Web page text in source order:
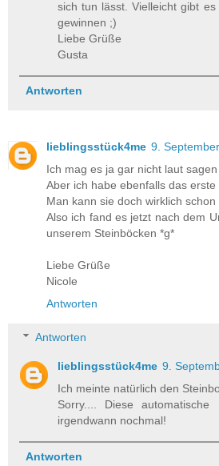
sich tun lässt. Vielleicht gibt
gewinnen ;)
Liebe Grüße
Gusta
Antworten
lieblingsstück4me 9.
Ich mag es ja gar nicht laut
Aber ich habe ebenfalls das
Man kann sie doch wirklich
Also ich fand es jetzt nach dem
unserem Steinböcken *g*
Liebe Grüße
Nicole
Antworten
Antworten
lieblingsstück4me 9.
Ich meinte natürlich den
Sorry.... Diese automatische
irgendwann nochmal!
Antworten